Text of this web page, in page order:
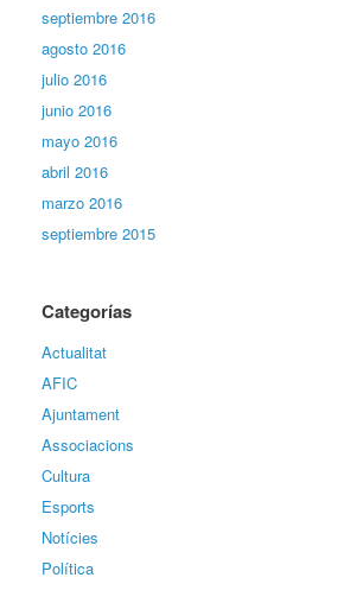
septiembre 2016
agosto 2016
julio 2016
junio 2016
mayo 2016
abril 2016
marzo 2016
septiembre 2015
Categorías
Actualitat
AFIC
Ajuntament
Associacions
Cultura
Esports
Notícies
Política